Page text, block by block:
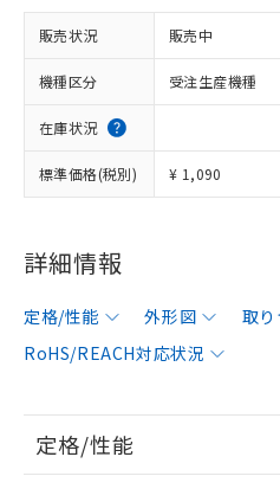
販売状況 販売中
機種区分 受注生産機種
在庫状況
標準価格(税別) ¥ 1,090
詳細情報
定格/性能 外形図 取
RoHS/REACH対応状況
定格/性能